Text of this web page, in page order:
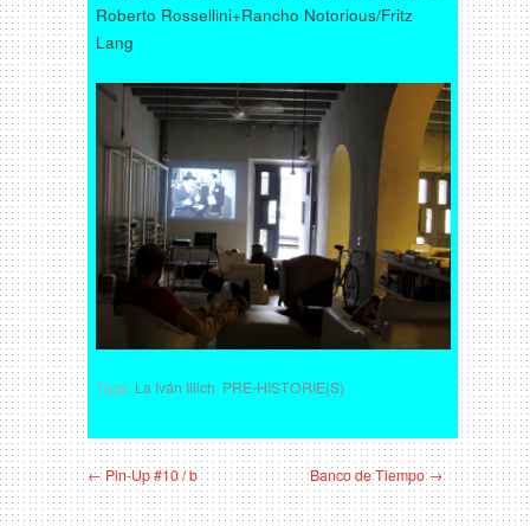
Roberto Rossellini+Rancho Notorious/Fritz
Lang
Tags: La Iván Illich, PRE-HISTORIE(S)
← Pin-Up #10 / b Banco de Tiempo →